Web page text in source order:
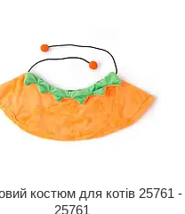
костюм для котів 25761 -
25761